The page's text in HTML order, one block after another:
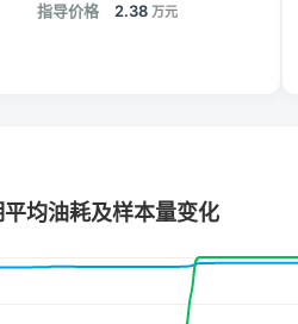
指导价格 2.38 万元